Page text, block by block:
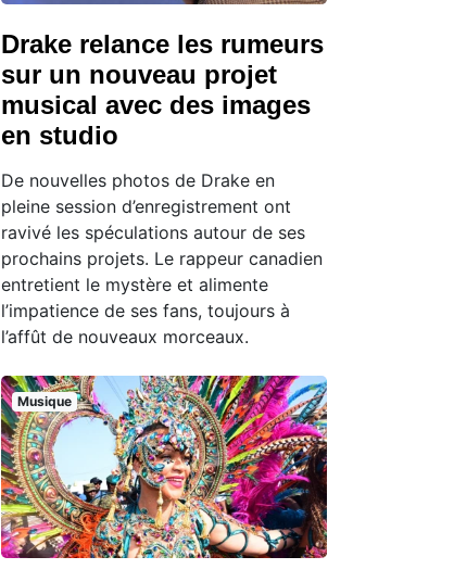
Drake relance les rumeurs
sur un nouveau projet
musical avec des images
en studio
De nouvelles photos de Drake en
pleine session d’enregistrement ont
ravivé les spéculations autour de ses
prochains projets. Le rappeur canadien
entretient le mystère et alimente
l’impatience de ses fans, toujours à
l’affût de nouveaux morceaux.
Musique